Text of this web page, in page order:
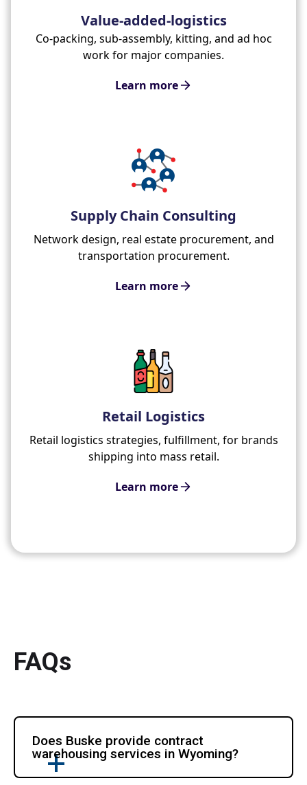
Value-added-logistics
Co-packing, sub-assembly, kitting, and ad hoc
work for major companies.
Learn more
Supply Chain Consulting
Network design, real estate procurement, and
transportation procurement.
Learn more
Retail Logistics
Retail logistics strategies, fulfillment, for brands
shipping into mass retail.
Learn more
FAQs
Does Buske provide contract
warehousing services in Wyoming?